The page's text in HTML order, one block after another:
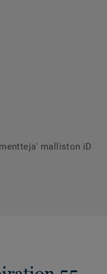
malliston iD